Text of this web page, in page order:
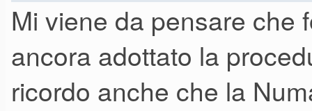
Mi viene da pensare che
ancora adottato la
ricordo anche che la